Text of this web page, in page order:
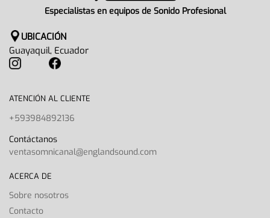
Especialistas en equipos de Sonido Profesional
UBICACIÓN
Guayaquil, Ecuador
ATENCIÓN AL CLIENTE
+593984892136
Contáctanos
ventasomnicanal@englandsound.com
ACERCA DE
Sobre nosotros
Contacto